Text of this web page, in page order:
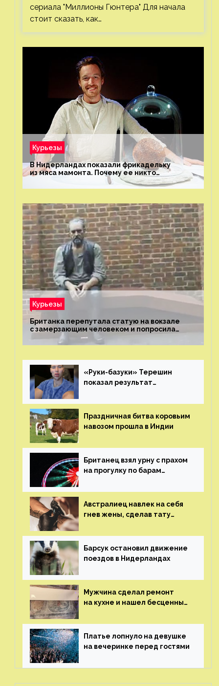
сериала "Миллионы Гюнтера" Для начала
стоит сказать, как…
Курьезы
В Нидерландах показали фрикадельку
из мяса мамонта. Почему ее никто
Курьезы
Британка перепутала статую на вокзале
с замерзающим человеком и попросила
о помощи
«Руки-базуки» Терешин
показал результат
Праздничная битва коровьим
навозом прошла в Индии
Британец взял урну с прахом
на прогулку по барам
Австралиец навлек на себя
гнев жены, сделав тату
Барсук остановил движение
поездов в Нидерландах
Мужчина сделал ремонт
на кухне и нашел бесценные
Платье лопнуло на девушке
на вечеринке перед гостями